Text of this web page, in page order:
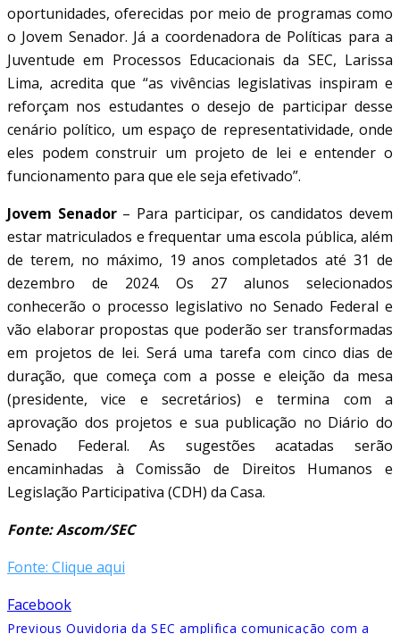
oportunidades, oferecidas por meio de programas como
o Jovem Senador. Já a coordenadora de Políticas para a
Juventude em Processos Educacionais da SEC, Larissa
Lima, acredita que “as vivências legislativas inspiram e
reforçam nos estudantes o desejo de participar desse
cenário político, um espaço de representatividade, onde
eles podem construir um projeto de lei e entender o
funcionamento para que ele seja efetivado”.
Jovem Senador– Para participar, os candidatos devem
estar matriculados e frequentar uma escola pública, além
de terem, no máximo, 19 anos completados até 31 de
dezembro de 2024. Os 27 alunos selecionados
conhecerão o processo legislativo no Senado Federal e
vão elaborar propostas que poderão ser transformadas
em projetos de lei. Será uma tarefa com cinco dias de
duração, que começa com a posse e eleição da mesa
(presidente, vice e secretários) e termina com a
aprovação dos projetos e sua publicação no Diário do
Senado Federal. As sugestões acatadas serão
encaminhadas à Comissão de Direitos Humanos e
Legislação Participativa (CDH) da Casa.
Fonte: Ascom/SEC
Fonte: Clique aqui
Facebook
Previous Ouvidoria da SEC amplifica comunicação com a